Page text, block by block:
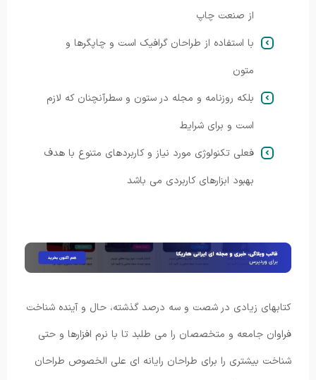
از صنعت چاپ
با استفاده از طراحان گرافیک است و چاپگرها و
متون
بلکه روزنامه و مجله در ستون و سطرآنچنان که لازم
است و برای شرایط
فعلی تکنولوژی مورد نیاز و کاربردهای متنوع با هدف
بهبود ابزارهای کاربردی می باشد
کتابهای زیادی در شصت و سه درصد گذشته، حال و آینده شناخت
فراوان جامعه و متخصصان را می طلبد تا با نرم افزارها و حتی
شناخت بیشتری را برای طراحان رایانه ای علی الخصوص طراحان